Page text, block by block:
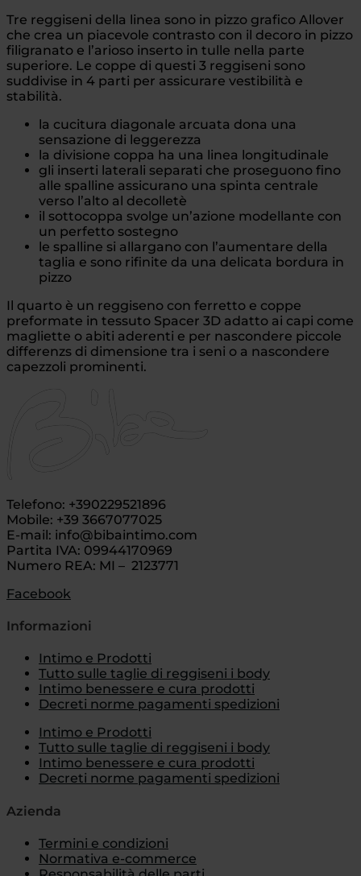
Tre reggiseni della linea sono in pizzo grafico Allover
che crea un piacevole contrasto con il decoro in pizzo
filigranato e l’arioso inserto in tulle nella parte
superiore. Le coppe di questi 3 reggiseni sono
suddivise in 4 parti per assicurare vestibilità e
stabilità.
la cucitura diagonale arcuata dona una
sensazione di leggerezza
la divisione coppa ha una linea longitudinale
gli inserti laterali separati che proseguono fino
alle spalline assicurano una spinta centrale
verso l’alto al decolletè
il sottocoppa svolge un’azione modellante con
un perfetto sostegno
le spalline si allargano con l’aumentare della
taglia e sono rifinite da una delicata bordura in
pizzo
Il quarto è un reggiseno con ferretto e coppe
preformate in tessuto Spacer 3D adatto ai capi come
magliette o abiti aderenti e per nascondere piccole
differenzs di dimensione tra i seni o a nascondere
capezzoli prominenti.
Telefono: +390229521896
Mobile: +39 3667077025
E-mail: info@bibaintimo.com
Partita IVA: 09944170969
Numero REA: MI – 2123771
Facebook
Informazioni
Intimo e Prodotti
Tutto sulle taglie di reggiseni i body
Intimo benessere e cura prodotti
Decreti norme pagamenti spedizioni
Intimo e Prodotti
Tutto sulle taglie di reggiseni i body
Intimo benessere e cura prodotti
Decreti norme pagamenti spedizioni
Azienda
Termini e condizioni
Normativa e-commerce